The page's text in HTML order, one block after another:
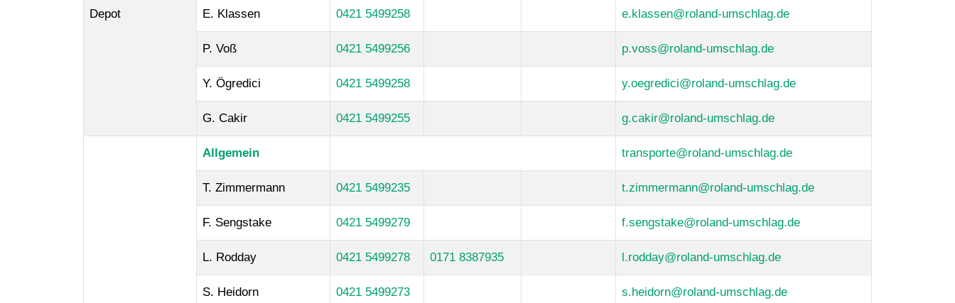
Depot E. Klassen 0421 5499258 e.klassen@roland-umschlag.de
P. Voß 0421 5499256 p.voss@roland-umschlag.de
Y. Ögredici 0421 5499258 y.oegredici@roland-umschlag.de
G. Cakir 0421 5499255 g.cakir@roland-umschlag.de
Allgemein transporte@roland-umschlag.de
T. Zimmermann 0421 5499235 t.zimmermann@roland-umschlag.de
F. Sengstake 0421 5499279 f.sengstake@roland-umschlag.de
L. Rodday 0421 5499278 0171 8387935 l.rodday@roland-umschlag.de
S. Heidorn 0421 5499273 s.heidorn@roland-umschlag.de